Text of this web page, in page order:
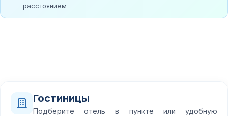
расстоянием
Гостиницы
Подберите отель в пункте или удобную